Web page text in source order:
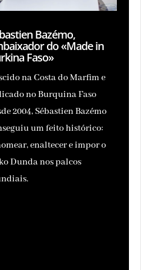
Bazémo,
do «Made in
Faso»
na Costa do Marfim e
no Burquina Faso
2004, Sébastien Bazémo
um feito histórico:
enaltecer e impor o
Dunda nos palcos